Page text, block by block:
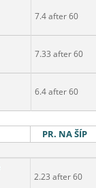
7.4 after 60
7.33 after 60
6.4 after 60
PR. NA ŠÍP
2.23 after 60